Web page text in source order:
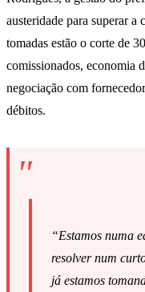
austeridade para superar
tomadas estão o corte de
comissionados, economia
negociação com
débitos.
“Estamos numa
resolver num
já estamos